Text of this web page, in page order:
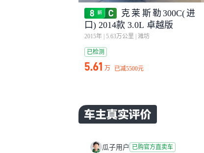
克莱斯勒300C(进
口) 2014款 3.0L 卓越版
2015年 5.63万公里 潍坊
已检测
5.61 万 已减5500元
瓜子用户 已购官方直卖车